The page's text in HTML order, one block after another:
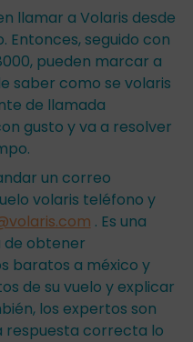
llamar a Volaris desde
Entonces, seguido con
pueden marcar a
saber como se volaris
de llamada
gusto y va a resolver
un correo
volaris teléfono y
. Es una
de obtener
baratos a méxico y
de su vuelo y explicar
los expertos son
respuesta correcta lo